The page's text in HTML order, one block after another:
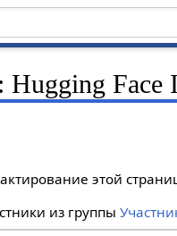
Hugging Face
этой
из группы